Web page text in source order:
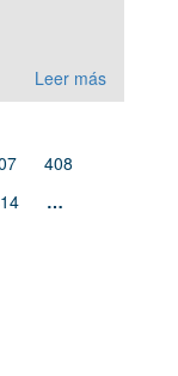
Leer más
408
…